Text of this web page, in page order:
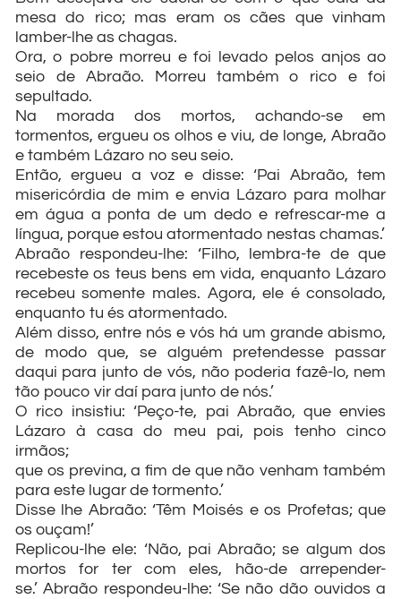
mesa do rico; mas eram os cães que vinham
lamber-lhe as chagas.
Ora, o pobre morreu e foi levado pelos anjos ao
seio de Abraão. Morreu também o rico e foi
sepultado.
Na morada dos mortos, achando-se em
tormentos, ergueu os olhos e viu, de longe, Abraão
e também Lázaro no seu seio.
Então, ergueu a voz e disse: ‘Pai Abraão, tem
misericórdia de mim e envia Lázaro para molhar
em água a ponta de um dedo e refrescar-me a
língua, porque estou atormentado nestas chamas.’
Abraão respondeu-lhe: ‘Filho, lembra-te de que
recebeste os teus bens em vida, enquanto Lázaro
recebeu somente males. Agora, ele é consolado,
enquanto tu és atormentado.
Além disso, entre nós e vós há um grande abismo,
de modo que, se alguém pretendesse passar
daqui para junto de vós, não poderia fazê-lo, nem
tão pouco vir daí para junto de nós.’
O rico insistiu: ‘Peço-te, pai Abraão, que envies
Lázaro à casa do meu pai, pois tenho cinco
irmãos;
que os previna, a fim de que não venham também
para este lugar de tormento.’
Disse lhe Abraão: ‘Têm Moisés e os Profetas; que
os ouçam!’
Replicou-lhe ele: ‘Não, pai Abraão; se algum dos
mortos for ter com eles, hão-de arrepender-
se.’ Abraão respondeu-lhe: ‘Se não dão ouvidos a